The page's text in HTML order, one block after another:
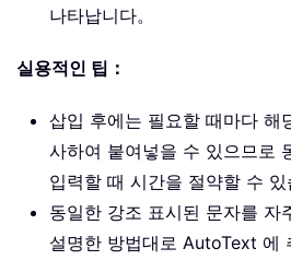
나타납니다。
실용적인 팁：
삽입 후에는 필요할 때마다 해
사하여 붙여넣을 수 있으므로
입력할 때 시간을 절약할 수 있
동일한 강조 표시된 문자를 자
설명한 방법대로 AutoText 에